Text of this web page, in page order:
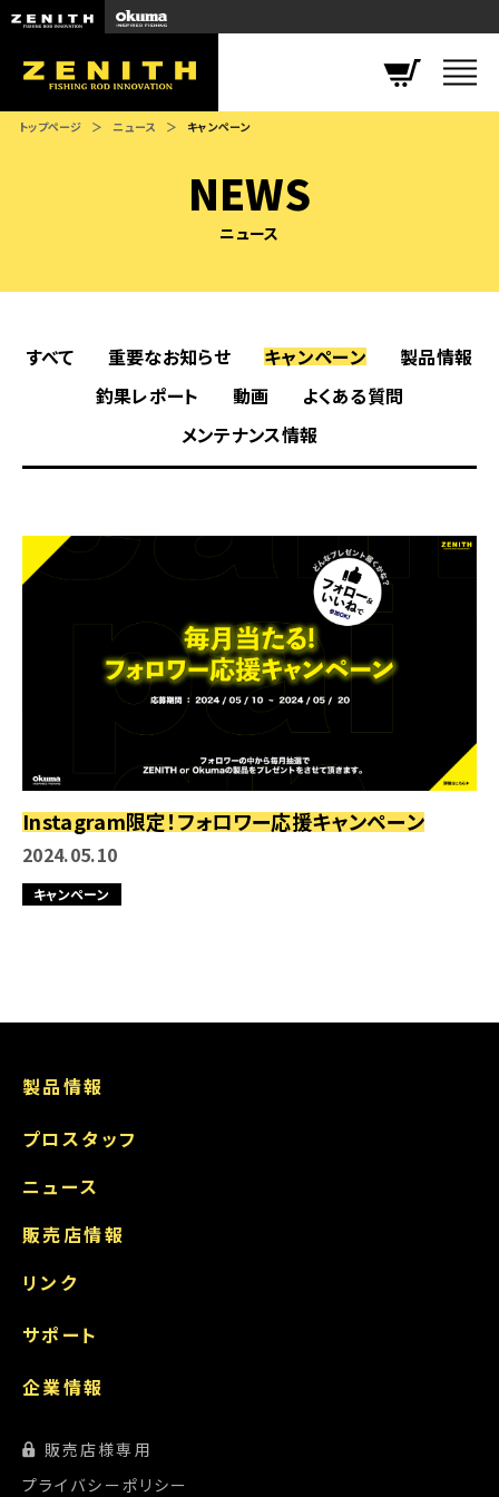
トップページ ニュース キャンペーン
NEWS
ニュース
すべて 重要なお知らせ キャンペーン
製品情報
釣果レポート
動画
よくある質問
メンテナンス情報
Instagram限定！フォロワー応援キャンペーン
2024.05.10
キャンペーン
製品情報
プロスタッフ
ニュース
販売店情報
リンク
サポート
企業情報
販売店様専用
プライバシーポリシー